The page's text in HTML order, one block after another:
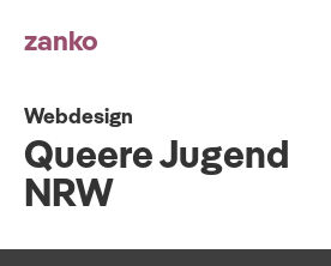
zanko
Webdesign
Queere Jugend
NRW